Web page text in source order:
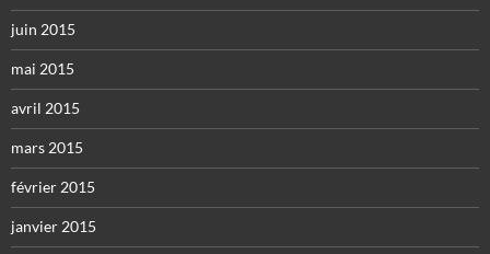
juin 2015
mai 2015
avril 2015
mars 2015
février 2015
janvier 2015